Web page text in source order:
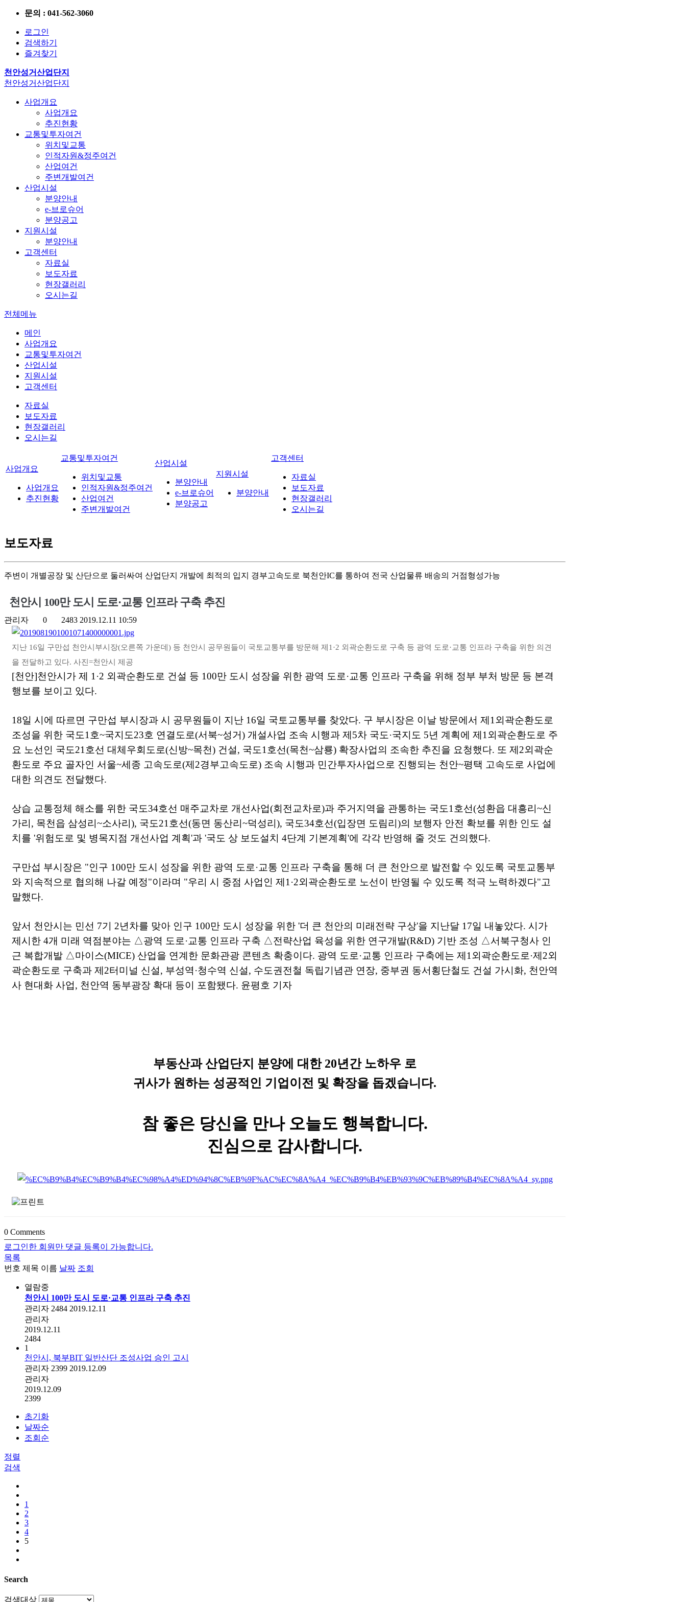
문의 : 041-562-3060
로그인
검색하기
즐겨찾기
천안성거산업단지
천안성거산업단지
사업개요
사업개요
추진현황
교통및투자여건
위치및교통
인적자원&정주여건
산업여건
주변개발여건
산업시설
분양안내
e-브로슈어
분양공고
지원시설
분양안내
고객센터
자료실
보도자료
현장갤러리
오시는길
전체메뉴
메인
사업개요
교통및투자여건
산업시설
지원시설
고객센터
자료실
보도자료
현장갤러리
오시는길
사업개요
사업개요
추진현황
교통및투자여건
위치및교통
인적자원&정주여건
산업여건
주변개발여건
산업시설
분양안내
e-브로슈어
분양공고
지원시설
분양안내
고객센터
자료실
보도자료
현장갤러리
오시는길
보도자료
주변이 개별공장 및 산단으로 둘러싸여 산업단지 개발에 최적의 입지 경부고속도로 북천안IC를 통하여 전국 산업물류 배송의 거점형성가능
천안시 100만 도시 도로·교통 인프라 구축 추진
관리자 0 2483 2019.12.11 10:59
지난 16일 구만섭 천안시부시장(오른쪽 가운데) 등 천안시 공무원들이 국토교통부를 방문해 제1·2 외곽순환도로 구축 등 광역 도로·교통 인프라 구축을 위한 의견
을 전달하고 있다. 사진=천안시 제공
[천안]천안시가 제 1·2 외곽순환도로 건설 등 100만 도시 성장을 위한 광역 도로·교통 인프라 구축을 위해 정부 부처 방문 등 본격
행보를 보이고 있다.
18일 시에 따르면 구만섭 부시장과 시 공무원들이 지난 16일 국토교통부를 찾았다. 구 부시장은 이날 방문에서 제1외곽순환도로
조성을 위한 국도1호~국지도23호 연결도로(서북~성거) 개설사업 조속 시행과 제5차 국도·국지도 5년 계획에 제1외곽순환도로 주
요 노선인 국도21호선 대체우회도로(신방~목천) 건설, 국도1호선(목천~삼룡) 확장사업의 조속한 추진을 요청했다. 또 제2외곽순
환도로 주요 골자인 서울~세종 고속도로(제2경부고속도로) 조속 시행과 민간투자사업으로 진행되는 천안~평택 고속도로 사업에
대한 의견도 전달했다.
상습 교통정체 해소를 위한 국도34호선 매주교차로 개선사업(회전교차로)과 주거지역을 관통하는 국도1호선(성환읍 대흥리~신
가리, 목천읍 삼성리~소사리), 국도21호선(동면 동산리~덕성리), 국도34호선(입장면 도림리)의 보행자 안전 확보를 위한 인도 설
치를 '위험도로 및 병목지점 개선사업 계획'과 '국도 상 보도설치 4단계 기본계획'에 각각 반영해 줄 것도 건의했다.
구만섭 부시장은 "인구 100만 도시 성장을 위한 광역 도로·교통 인프라 구축을 통해 더 큰 천안으로 발전할 수 있도록 국토교통부
와 지속적으로 협의해 나갈 예정"이라며 "우리 시 중점 사업인 제1·2외곽순환도로 노선이 반영될 수 있도록 적극 노력하겠다"고
말했다.
앞서 천안시는 민선 7기 2년차를 맞아 인구 100만 도시 성장을 위한 '더 큰 천안의 미래전략 구상'을 지난달 17일 내놓았다. 시가
제시한 4개 미래 역점분야는 △광역 도로·교통 인프라 구축 △전략산업 육성을 위한 연구개발(R&D) 기반 조성 △서북구청사 인
근 복합개발 △마이스(MICE) 산업을 연계한 문화관광 콘텐츠 확충이다. 광역 도로·교통 인프라 구축에는 제1외곽순환도로·제2외
곽순환도로 구축과 제2터미널 신설, 부성역·청수역 신설, 수도권전철 독립기념관 연장, 중부권 동서횡단철도 건설 가시화, 천안역
사 현대화 사업, 천안역 동부광장 확대 등이 포함됐다. 윤평호 기자
부동산과 산업단지 분양에 대한 20년간 노하우 로
귀사가 원하는 성공적인 기업이전 및 확장을 돕겠습니다.
참 좋은 당신을 만나 오늘도 행복합니다.
진심으로 감사합니다.
0 Comments
로그인한 회원만 댓글 등록이 가능합니다.
목록
번호 제목 이름 날짜 조회
열람중
천안시 100만 도시 도로·교통 인프라 구축 추진
관리자 2484 2019.12.11
관리자
2019.12.11
2484
1
천안시, 북부BIT 일반산단 조성사업 승인 고시
관리자 2399 2019.12.09
관리자
2019.12.09
2399
초기화
날짜순
조회순
정렬
검색
1
2
3
4
5
Search
검색대상